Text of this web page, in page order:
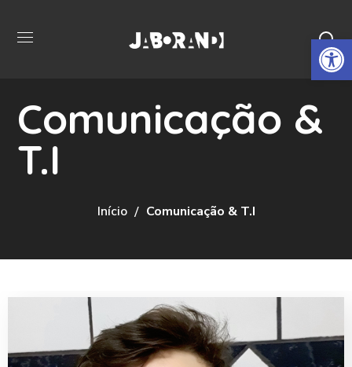
Comunicação &
T.I
Início Comunicação & T.I